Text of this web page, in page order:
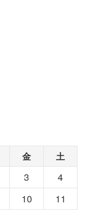
金 土
3
4
10
11